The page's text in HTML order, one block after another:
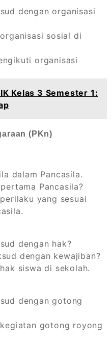
dengan organisasi
sosial di
organisasi
Kelas 3 Semester 1:
(PKn)
dalam Pancasila.
Pancasila?
yang sesuai
dengan hak?
dengan kewajiban?
siswa di sekolah.
dengan gotong
gotong royong